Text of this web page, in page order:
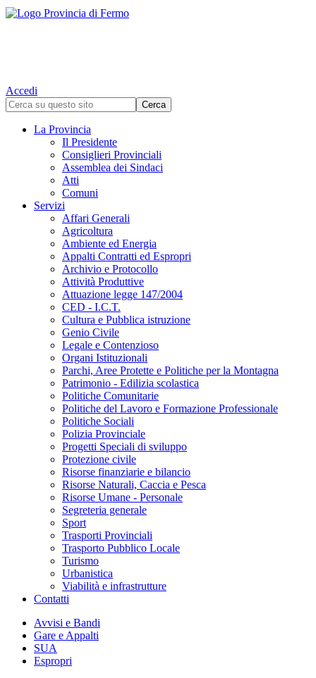
Accedi
La Provincia
Il Presidente
Consiglieri Provinciali
Assemblea dei Sindaci
Atti
Comuni
Servizi
Affari Generali
Agricoltura
Ambiente ed Energia
Appalti Contratti ed Espropri
Archivio e Protocollo
Attività Produttive
Attuazione legge 147/2004
CED - I.C.T.
Cultura e Pubblica istruzione
Genio Civile
Legale e Contenzioso
Organi Istituzionali
Parchi, Aree Protette e Politiche per la Montagna
Patrimonio - Edilizia scolastica
Politiche Comunitarie
Politiche del Lavoro e Formazione Professionale
Politiche Sociali
Polizia Provinciale
Progetti Speciali di sviluppo
Protezione civile
Risorse finanziarie e bilancio
Risorse Naturali, Caccia e Pesca
Risorse Umane - Personale
Segreteria generale
Sport
Trasporti Provinciali
Trasporto Pubblico Locale
Turismo
Urbanistica
Viabilità e infrastrutture
Contatti
Avvisi e Bandi
Gare e Appalti
SUA
Espropri